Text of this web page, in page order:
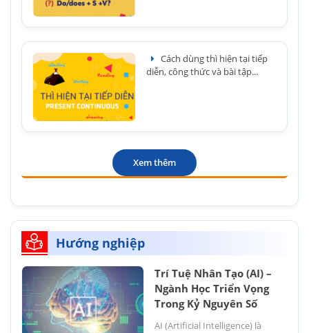
Cách dùng thì hiện tại tiếp
diễn, công thức và bài tập...
Xem thêm
Hướng nghiệp
Trí Tuệ Nhân Tạo (AI) –
Ngành Học Triển Vọng
Trong Kỷ Nguyên Số
AI (Artificial Intelligence) là